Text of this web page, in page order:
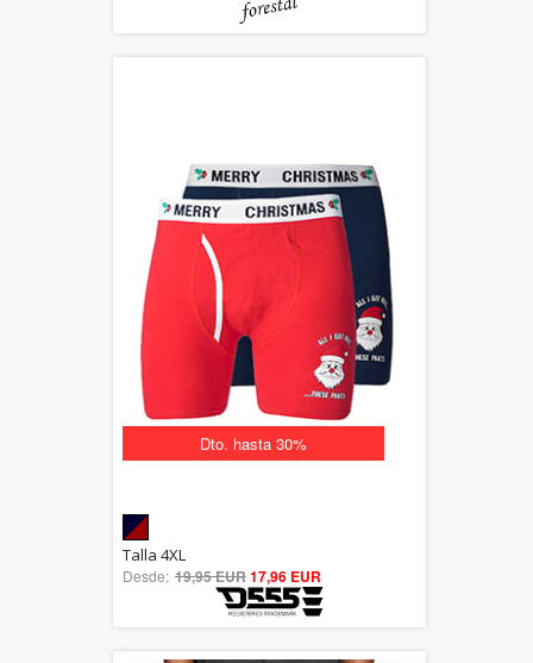
Dto. hasta 30%
out of 5
Talla 4XL
Desde: 19,95 EUR17,96 EUR